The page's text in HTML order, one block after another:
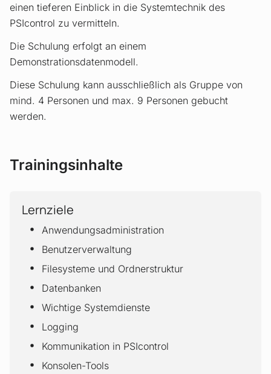
einen tieferen Einblick in die Systemtechnik des
PSIcontrol zu vermitteln.
Die Schulung erfolgt an einem
Demonstrationsdatenmodell.
Diese Schulung kann ausschließlich als Gruppe von
mind. 4 Personen und max. 9 Personen gebucht
werden.
Trainingsinhalte
Lernziele
Anwendungsadministration
Benutzerverwaltung
Filesysteme und Ordnerstruktur
Datenbanken
Wichtige Systemdienste
Logging
Kommunikation in PSIcontrol
Konsolen-Tools